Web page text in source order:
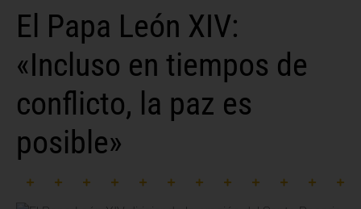
El Papa León XIV:
«Incluso en tiempos de
conflicto, la paz es
posible»